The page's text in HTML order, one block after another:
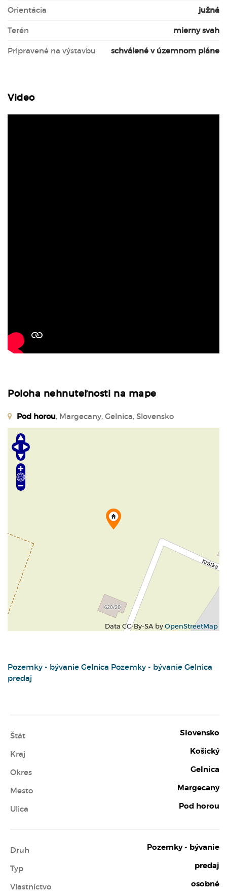
Orientácia južná
Terén mierny svah
Pripravené na výstavbu schválené v územnom pláne
Video
Poloha nehnuteľnosti na mape
Pod horou, Margecany, Gelnica, Slovensko
Data CC-By-SA by OpenStreetMap
Pozemky - bývanie Gelnica Pozemky - bývanie Gelnica
predaj
Štát Slovensko
Kraj Košický
Okres Gelnica
Mesto Margecany
Ulica Pod horou
Druh Pozemky - bývanie
Typ predaj
Vlastníctvo osobné